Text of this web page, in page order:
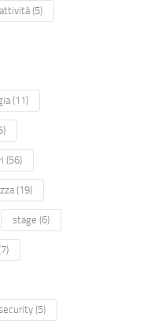
(5)
(11)
(56)
(19)
stage (6)
(5)